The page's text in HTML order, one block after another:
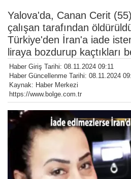
Yalova'da, Canan Cerit
çalışan tarafından
Türkiye'den İran'a iade
liraya bozdurup kaçtıkları
Haber Giriş Tarihi: 08.11.2024 09:11
Haber Güncellenme Tarihi: 08.11.2024
Kaynak: Haber Merkezi
https://www.bolge.com.tr